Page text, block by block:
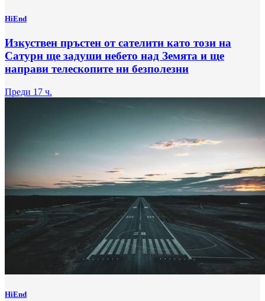
HiEnd
Изкуствен пръстен от сателити като този на
Сатурн ще задуши небето над Земята и ще
направи телескопите ни безполезни
Преди 17 ч.
HiEnd